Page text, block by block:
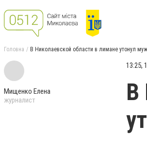
Головна В Николаевской области в лимане утонул
Мищенко Елена
журналист
13:25,
В